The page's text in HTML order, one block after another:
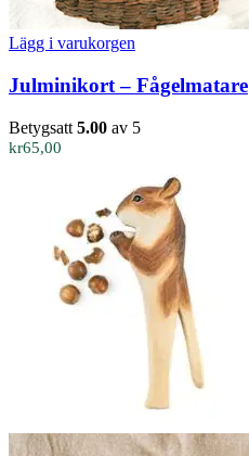
Lägg i varukorgen
Julminikort – Fågelmatare
Betygsatt 5.00 av 5
kr65,00